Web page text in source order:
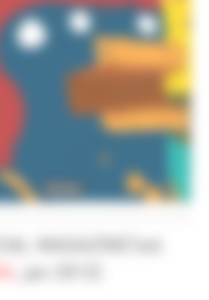
MAGAZINE
(ed.
, jan 2012).